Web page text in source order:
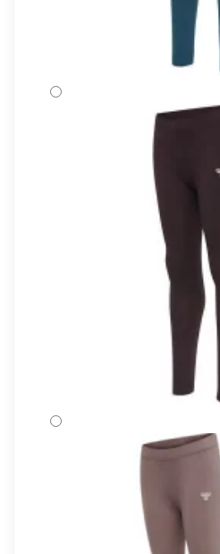
BLUE CORAL
FUDGE